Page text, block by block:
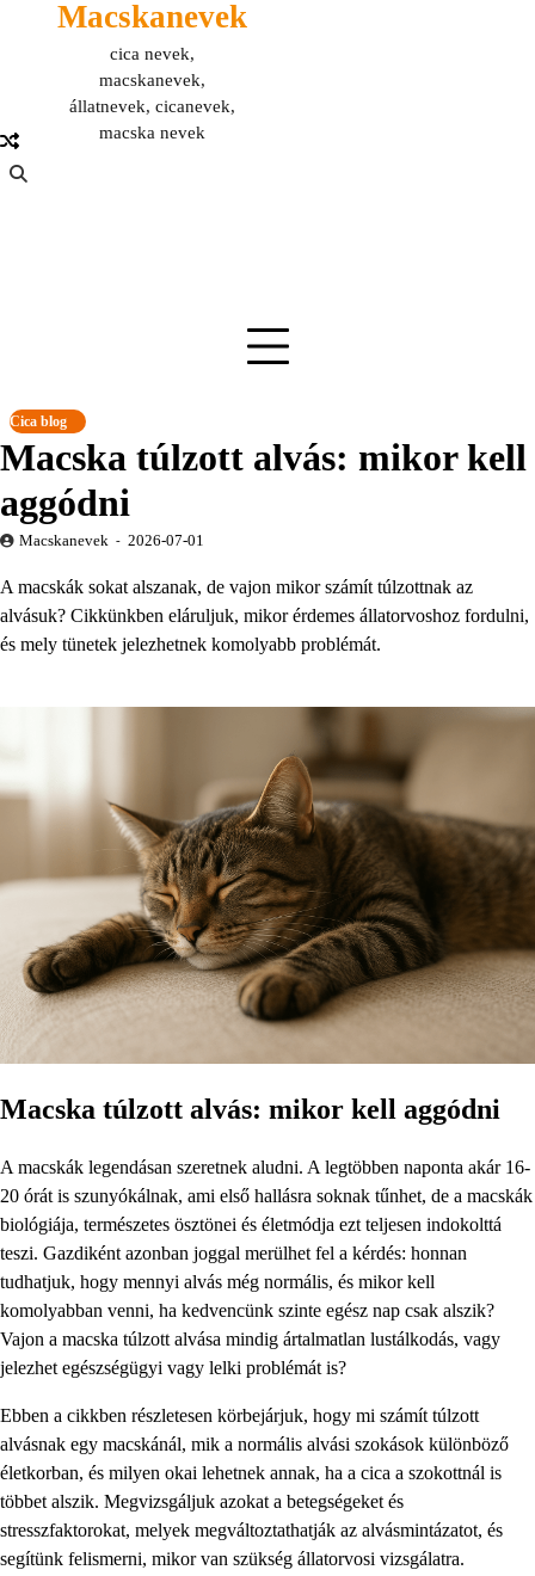
Macskanevek
cica nevek,
macskanevek,
állatnevek, cicanevek,
macska nevek
Cica blog
Macska túlzott alvás: mikor kell
aggódni
Macskanevek 2026-07-01
A macskák sokat alszanak, de vajon mikor számít túlzottnak az
alvásuk? Cikkünkben eláruljuk, mikor érdemes állatorvoshoz fordulni,
és mely tünetek jelezhetnek komolyabb problémát.
Macska túlzott alvás: mikor kell aggódni
A macskák legendásan szeretnek aludni. A legtöbben naponta akár 16-
20 órát is szunyókálnak, ami első hallásra soknak tűnhet, de a macskák
biológiája, természetes ösztönei és életmódja ezt teljesen indokolttá
teszi. Gazdiként azonban joggal merülhet fel a kérdés: honnan
tudhatjuk, hogy mennyi alvás még normális, és mikor kell
komolyabban venni, ha kedvencünk szinte egész nap csak alszik?
Vajon a macska túlzott alvása mindig ártalmatlan lustálkodás, vagy
jelezhet egészségügyi vagy lelki problémát is?
Ebben a cikkben részletesen körbejárjuk, hogy mi számít túlzott
alvásnak egy macskánál, mik a normális alvási szokások különböző
életkorban, és milyen okai lehetnek annak, ha a cica a szokottnál is
többet alszik. Megvizsgáljuk azokat a betegségeket és
stresszfaktorokat, melyek megváltoztathatják az alvásmintázatot, és
segítünk felismerni, mikor van szükség állatorvosi vizsgálatra.